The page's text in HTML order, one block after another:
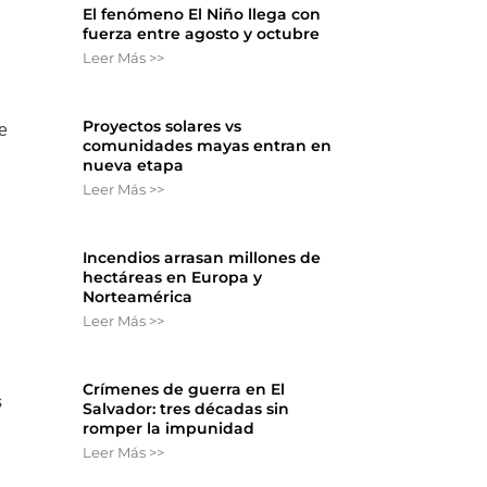
El fenómeno El Niño llega con
fuerza entre agosto y octubre
Leer Más >>
Proyectos solares vs
comunidades mayas entran en
nueva etapa
Leer Más >>
Incendios arrasan millones de
hectáreas en Europa y
Norteamérica
Leer Más >>
Crímenes de guerra en El
Salvador: tres décadas sin
romper la impunidad
Leer Más >>